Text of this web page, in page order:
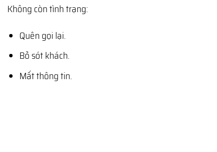
Không còn tình trạng:
Quên gọi lại.
Bỏ sót khách.
Mất thông tin.